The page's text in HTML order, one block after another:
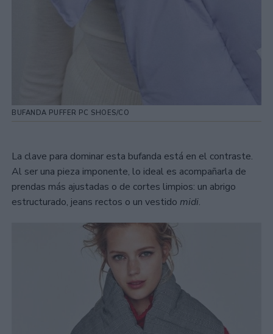
BUFANDA PUFFER PC SHOES/CO
La clave para dominar esta bufanda está en el contraste.
Al ser una pieza imponente, lo ideal es acompañarla de
prendas más ajustadas o de cortes limpios: un abrigo
estructurado, jeans rectos o un vestido midi.